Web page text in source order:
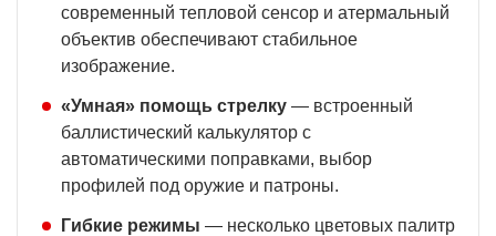
современный тепловой сенсор и атермальный
объектив обеспечивают стабильное
изображение.
«Умная» помощь стрелку — встроенный
баллистический калькулятор с
автоматическими поправками, выбор
профилей под оружие и патроны.
Гибкие режимы — несколько цветовых палитр